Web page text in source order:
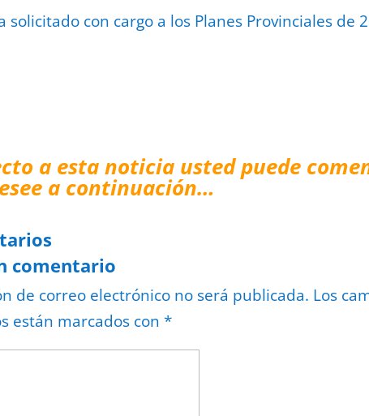
con cargo a los Planes Provinciales de
a esta noticia usted puede
a continuación…
comentario
de correo electrónico no será publicada. Los
están marcados con *